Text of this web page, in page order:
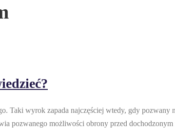
wyrok zapada najczęściej wtedy, gdy pozwany
pozwanego możliwości obrony przed